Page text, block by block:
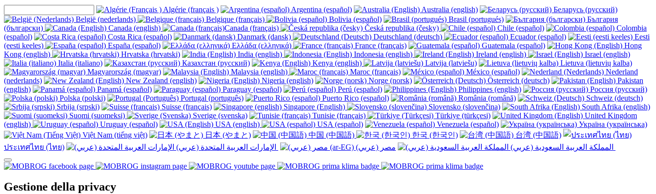
Algérie (français ) Argentina (español) Australia (english)
Беларусь (русский)
België (nederlands)
Belgique (français) Bolivia (español) Brasil (portugués)
България
(български)
Canada (english) Canada (français) Česká republika (česky) Chile (español)
Colombia
(español)
Costa Rica (español) Danmark (dansk) Deutschland (deutsch) Ecuador (español)
Eesti
(eesti keeles)
España (español) Ελλάδα (ελληνικά) France (français) Guatemala (español)
Hong
Kong (english)
Hrvatska (hrvatski) India (english) Indonesia (english) Ireland (english)
Israel (english)
Italia (italiano)
Казахстан (русский) Kenya (english) Latvija (latviešu)
Lietuva (lietuvių kalba)
Magyarország (magyar)
Malaysia (english) Maroc (français) México (español)
Nederland
(nederlands)
New Zealand (english) Nigeria (english) Norge (norsk) Österreich (deutsch)
Pakistan
(english)
Panamá (español) Paraguay (español) Perú (español) Philippines (english)
Россия (русский)
Polska (polski)
Portugal (português) Puerto Rico (español) România (română)
Schweiz (deutsch)
Srbija (srpski)
Suisse (français) Singapore (English) Slovensko (slovenčina)
South Afrika (english)
Suomi (suomeksi)
Sverige (svenska) Tunisie (français) Türkiye (türkçesi)
United Kingdom
(english)
Uruguay (español) USA (english) USA (español) Venezuela (español)
Україна (українська)
Việt Nam (tiếng việt)
日本 (やまと) 中国 (中国語) 한국 (한국인)
台湾 (中国語)
ประเทศไทย (ไทย)
Gestione della privacy